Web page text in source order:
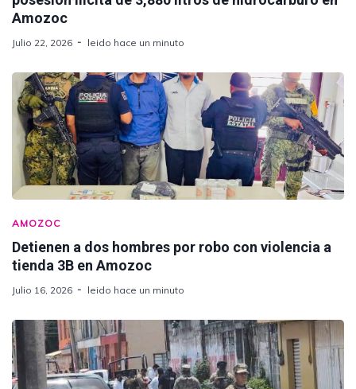
Amozoc
Julio 22, 2026 leido hace un minuto
AMOZOC
Detienen a dos hombres por robo con violencia a
tienda 3B en Amozoc
Julio 16, 2026 leido hace un minuto